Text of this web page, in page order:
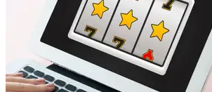
Bagikan artikel ini:
WhatsApp
Twitter / X Facebook
LinkedIn